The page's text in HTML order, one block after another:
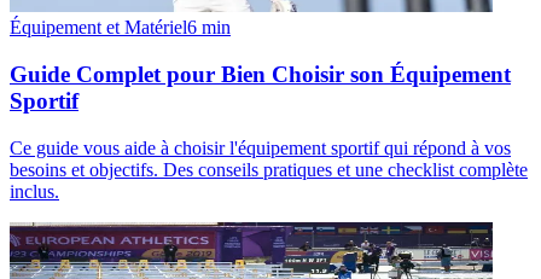
Équipement et Matériel6 min
Guide Complet pour Bien Choisir son Équipement
Sportif
Ce guide vous aide à choisir l'équipement sportif qui répond à vos
besoins et objectifs. Des conseils pratiques et une checklist complète
inclus.